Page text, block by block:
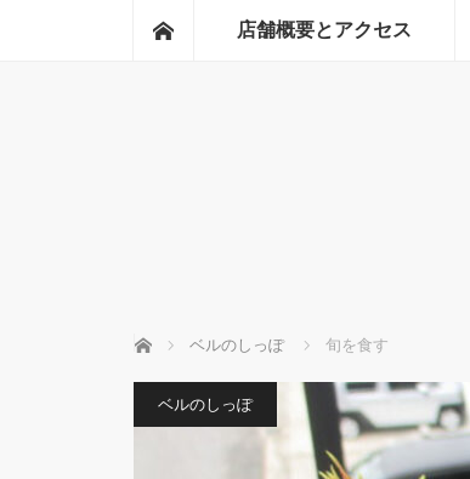
ホーム店舗概要とアクセス
ホーム ベルのしっぽ 旬を食す
ベルのしっぽ